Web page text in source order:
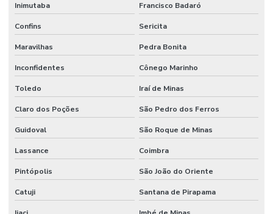
Inimutaba Francisco Badaró
Confins Sericita
Maravilhas Pedra Bonita
Inconfidentes Cônego Marinho
Toledo Iraí de Minas
Claro dos Poções São Pedro dos Ferros
Guidoval São Roque de Minas
Lassance Coimbra
Pintópolis São João do Oriente
Catuji Santana de Pirapama